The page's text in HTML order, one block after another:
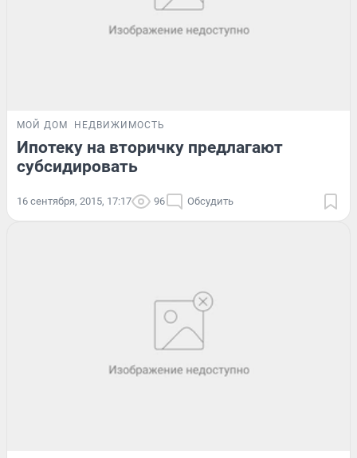
МОЙ ДОМ НЕДВИЖИМОСТЬ
Ипотеку на вторичку предлагают
субсидировать
16 сентября, 2015, 17:17 96 Обсудить